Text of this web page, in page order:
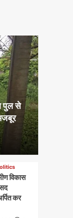
पुल से
विकास
कर